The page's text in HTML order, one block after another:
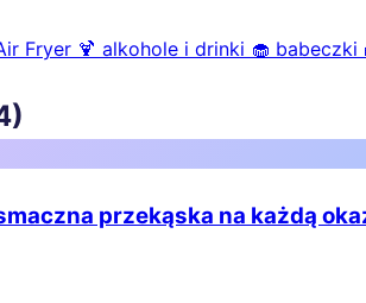
Fryer 🍹 alkohole i drinki 🧁 babeczki
przekąska na każdą